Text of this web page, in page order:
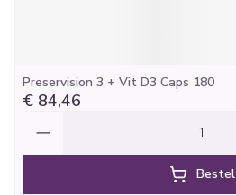
Preservision 3 + Vit D3 Caps 180
€ 84,46
Bestel